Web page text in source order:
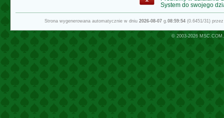
System do swojego
Strona wygenerowana automatycznie w dniu 2026-08-07g.08:59:54(0.6451/31)
© 2003-2026